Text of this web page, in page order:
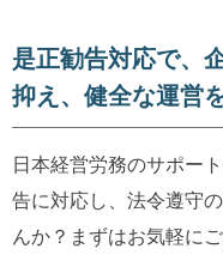
是正勧告対応で、
抑え、健全な運営
日本経営労務のサポー
告に対応し、法令遵守
んか？まずはお気軽に